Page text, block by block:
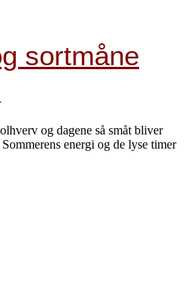
sortmåne
og dagene så småt bliver
energi og de lyse timer